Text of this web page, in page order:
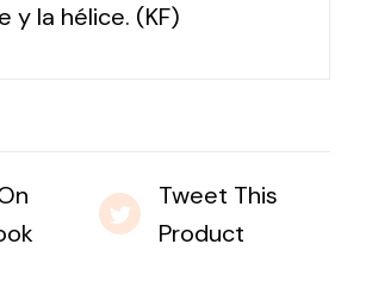
y la hélice. (KF)
Tweet This
Product